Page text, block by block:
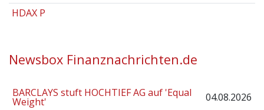
HDAX P
Newsbox Finanznachrichten.de
BARCLAYS stuft HOCHTIEF AG auf 'Equal
Weight' 04.08.2026